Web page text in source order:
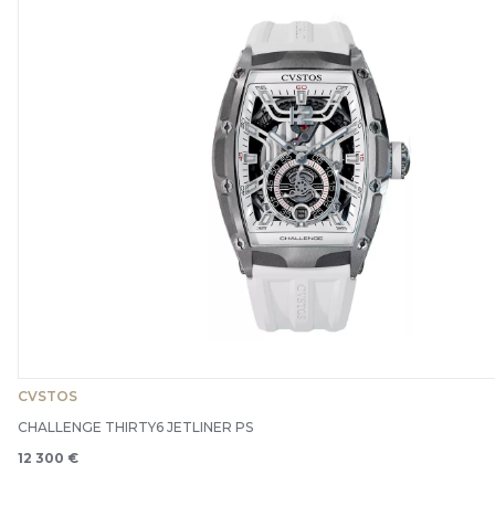
CVSTOS
CHALLENGE THIRTY6 JETLINER PS
12 300 €